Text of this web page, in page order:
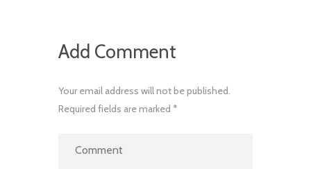
Add Comment
Your email address will not be published.
Required fields are marked *